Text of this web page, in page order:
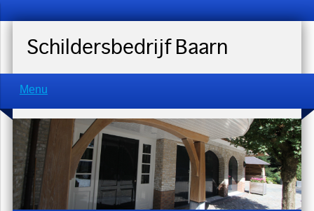
Schildersbedrijf Baarn
Menu